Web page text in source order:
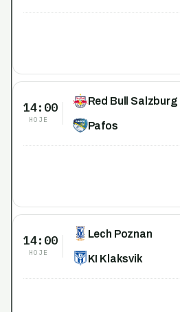
14:00
HOJE
Red Bull Salzburg
Pafos
14:00
HOJE
Lech Poznan
KI Klaksvik